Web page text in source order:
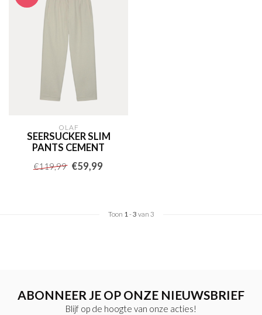
OLAF
SEERSUCKER SLIM
PANTS CEMENT
€119,99 €59,99
Toon 1 -3 van 3
ABONNEER JE OP ONZE NIEUWSBRIEF
Blijf op de hoogte van onze acties!